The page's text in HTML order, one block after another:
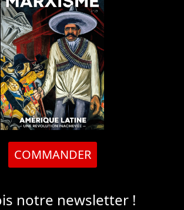
COMMANDER
notre newsletter !